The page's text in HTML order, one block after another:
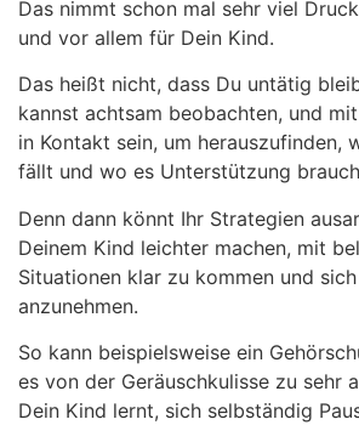
Das nimmt schon mal sehr viel
und vor allem für Dein Kind.
Das heißt nicht, dass Du untätig
kannst achtsam beobachten, und
in Kontakt sein, um herauszufinden,
fällt und wo es Unterstützung
Denn dann könnt Ihr Strategien
Deinem Kind leichter machen, mit
Situationen klar zu kommen und
anzunehmen.
So kann beispielsweise ein
es von der Geräuschkulisse zu sehr
Dein Kind lernt, sich selbständig